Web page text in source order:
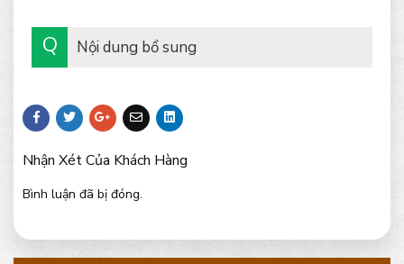
Nội dung bổ sung
Nhận Xét Của Khách Hàng
Bình luận đã bị đóng.